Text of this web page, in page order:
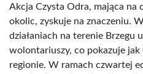
Akcja Czysta Odra, mająca na
okolic, zyskuje na znaczeniu.
działaniach na terenie Brzegu
wolontariuszy, co pokazuje
regionie. W ramach czwartej